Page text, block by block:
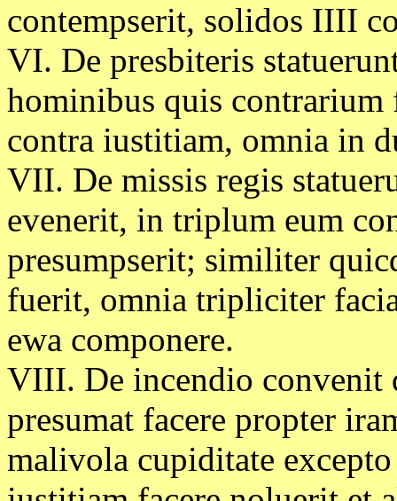
contempserit, solidos IIII
VI. De presbiteris
hominibus quis contrarium
contra iustitiam, omnia in
VII. De missis regis
evenerit, in triplum eum
presumpserit; similiter
fuerit, omnia tripliciter
ewa componere.
VIII. De incendio convenit
presumat facere propter
malivola cupiditate